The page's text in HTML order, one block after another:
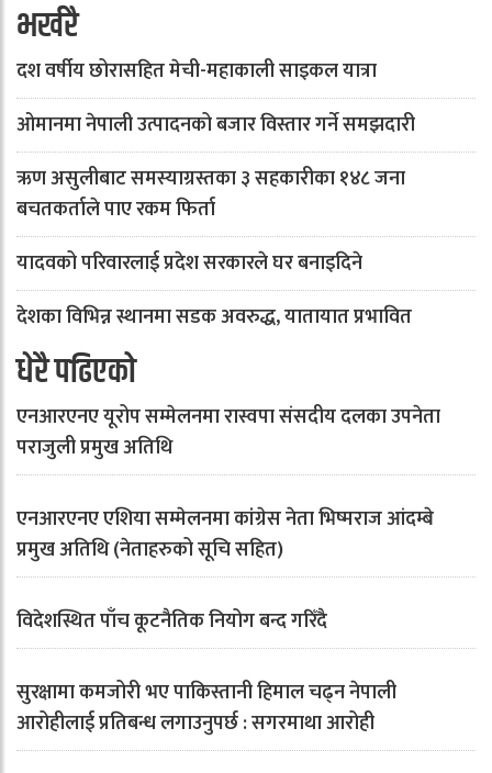
भर्खरै
दश वर्षीय छोरासहित मेची-महाकाली साइकल यात्रा
ओमानमा नेपाली उत्पादनको बजार विस्तार गर्ने समझदारी
ऋण असुलीबाट समस्याग्रस्तका ३ सहकारीका १४८ जना
बचतकर्ताले पाए रकम फिर्ता
यादवको परिवारलाई प्रदेश सरकारले घर बनाइदिने
देशका विभिन्न स्थानमा सडक अवरुद्ध, यातायात प्रभावित
धेरै पढिएको
एनआरएनए यूरोप सम्मेलनमा रास्वपा संसदीय दलका उपनेता
पराजुली प्रमुख अतिथि
एनआरएनए एशिया सम्मेलनमा कांग्रेस नेता भिष्मराज आंदम्बे
प्रमुख अतिथि (नेताहरुको सूचि सहित)
विदेशस्थित पाँच कूटनैतिक नियोग बन्द गरिँदै
सुरक्षामा कमजोरी भए पाकिस्तानी हिमाल चढ्न नेपाली
आरोहीलाई प्रतिबन्ध लगाउनुपर्छ : सगरमाथा आरोही